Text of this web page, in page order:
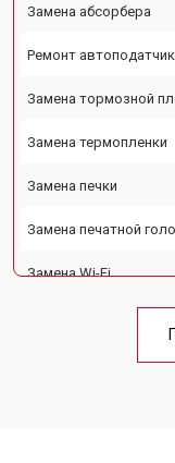
Замена абсорбера
Ремонт
Замена тормозной
Замена термопленки
Замена печки
Замена печатной
Замена Wi-Fi